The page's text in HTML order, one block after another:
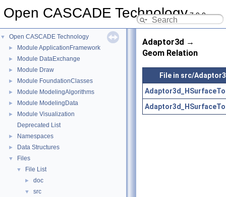
Open CASCADE Technology7.9.0
▼ Open CASCADE Technology
► Module ApplicationFramework
► Module DataExchange
► Module Draw
► Module FoundationClasses
► Module ModelingAlgorithms
► Module ModelingData
►
Module Visualization
Deprecated List
► Namespaces
► Data Structures
▼ Files
▼ File List
► doc
▼ src
Adaptor3d →
Geom Relation
File in src/